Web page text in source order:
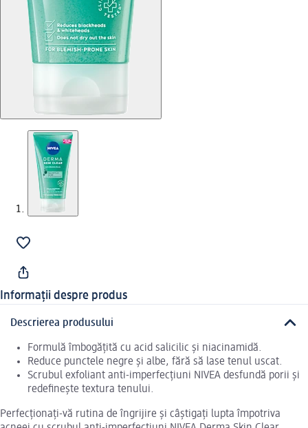
Informații despre produs
Descrierea produsului
Formulă îmbogățită cu acid salicilic și niacinamidă.
Reduce punctele negre și albe, fără să lase tenul uscat.
Scrubul exfoliant anti-imperfecțiuni NIVEA desfundă porii și
redefinește textura tenului.
Perfecționați-vă rutina de îngrijire și câștigați lupta împotriva